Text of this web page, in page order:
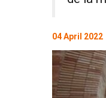
04 April 2022